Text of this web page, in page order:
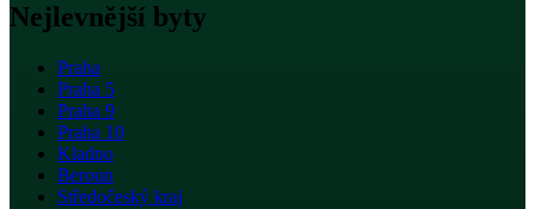
Nejlevnější byty
Praha
Praha 5
Praha 9
Praha 10
Kladno
Beroun
Středočeský kraj